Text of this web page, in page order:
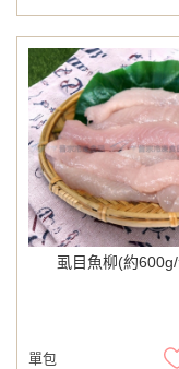
虱目魚柳(約
單包